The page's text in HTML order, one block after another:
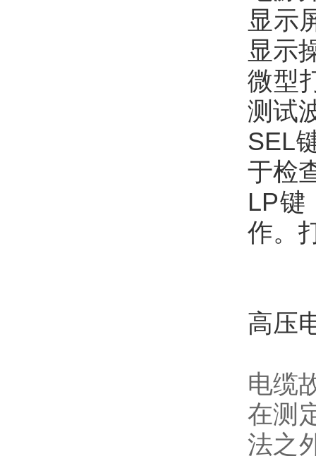
显示
显示
微型
测试
SEL
于检
LP键
作。
高压
电缆
在测
法之